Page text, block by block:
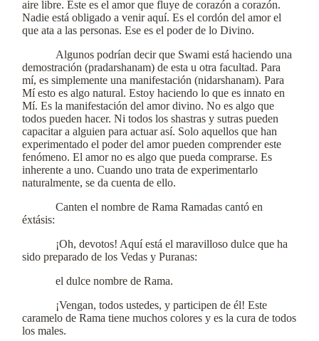
aire libre. Este es el amor que fluye de corazón a corazón.
Nadie está obligado a venir aquí. Es el cordón del amor el
que ata a las personas. Ese es el poder de lo Divino.
Algunos podrían decir que Swami está haciendo una
demostración (pradarshanam) de esta u otra facultad. Para
mí, es simplemente una manifestación (nidarshanam). Para
Mí esto es algo natural. Estoy haciendo lo que es innato en
Mí. Es la manifestación del amor divino. No es algo que
todos pueden hacer. Ni todos los shastras y sutras pueden
capacitar a alguien para actuar así. Solo aquellos que han
experimentado el poder del amor pueden comprender este
fenómeno. El amor no es algo que pueda comprarse. Es
inherente a uno. Cuando uno trata de experimentarlo
naturalmente, se da cuenta de ello.
Canten el nombre de Rama Ramadas cantó en
éxtásis:
¡Oh, devotos! Aquí está el maravilloso dulce que ha
sido preparado de los Vedas y Puranas:
el dulce nombre de Rama.
¡Vengan, todos ustedes, y participen de él! Este
caramelo de Rama tiene muchos colores y es la cura de todos
los males.